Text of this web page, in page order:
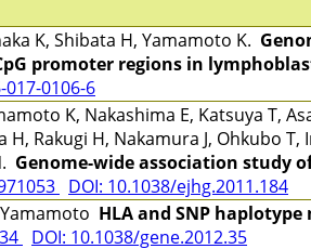
K, Shibata H, Yamamoto K.
promoter regions in
017-0106-6
K, Nakashima E, Katsuya T,
Rakugi H, Nakamura J, Ohkubo
Genome-wide association study
DOI: 10.1038/ejhg.2011.184
HLA and SNP
DOI: 10.1038/gene.2012.35